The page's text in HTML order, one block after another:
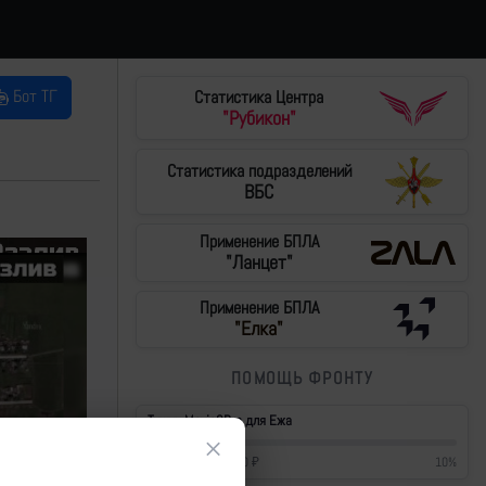
Бот ТГ
Статистика Центра
"Рубикон"
Статистика подразделений
ВБС
Применение БПЛА
"Ланцет"
Применение БПЛА
"Елка"
ПОМОЩЬ ФРОНТУ
Тушки Mavic3Pro для Ежа
430 000 ₽ 10%
×